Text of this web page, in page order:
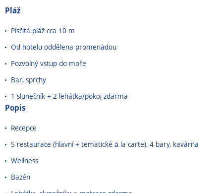
Pláž
Písčitá pláž cca 10 m
Od hotelu oddělena promenádou
Pozvolný vstup do moře
Bar, sprchy
1 slunečník + 2 lehátka/pokoj zdarma
Popis
Recepce
5 restaurace (hlavní + tematické à la carte), 4 bary, kavárna
Wellness
Bazén